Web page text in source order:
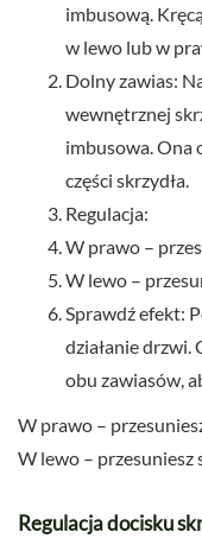
imbusową.
w lewo lub w
Dolny zawias:
wewnętrznej
imbusowa. Ona
części skrzydła.
Regulacja:
W prawo –
W lewo –
Sprawdź efekt:
działanie drzwi.
obu zawiasów,
W prawo –
W lewo – przesuniesz
Regulacja docisku